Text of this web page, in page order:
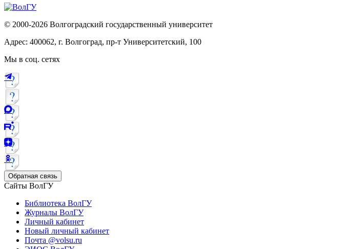
© 2000-2026 Волгоградский государственный университет
Адрес: 400062, г. Волгоград, пр-т Университетский, 100
Мы в соц. сетях
Обратная связь
Сайты ВолГУ
Библиотека ВолГУ
Журналы ВолГУ
Личный кабинет
Новый личный кабинет
Почта @volsu.ru